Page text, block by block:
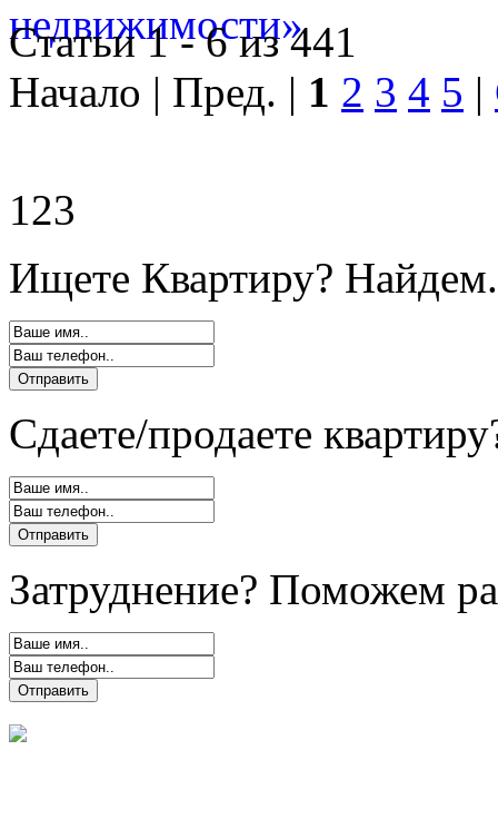
Статьи 1 - 6 из 441
Начало | Пред. | 1 2 3 4 5 |
123
Ищете Квартиру?
Сдаете/продаете
Затруднение? Поможем